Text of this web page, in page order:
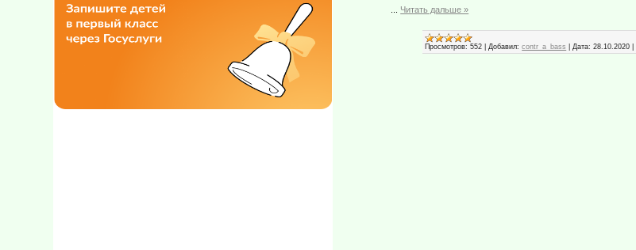
Читать дальше »
Просмотров: 552 |Добавил: contr_a_bass |Дата: 28.10.2020